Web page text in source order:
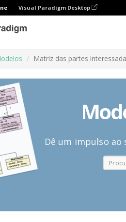
Visual Paradigm Desktop
Matriz das partes
Dê um impulso